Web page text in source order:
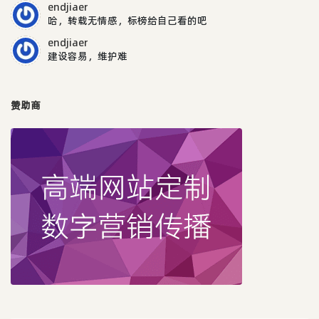
endjiaer
哈，转载无情感，标榜给自己看的吧
endjiaer
建设容易，维护难
赞助商